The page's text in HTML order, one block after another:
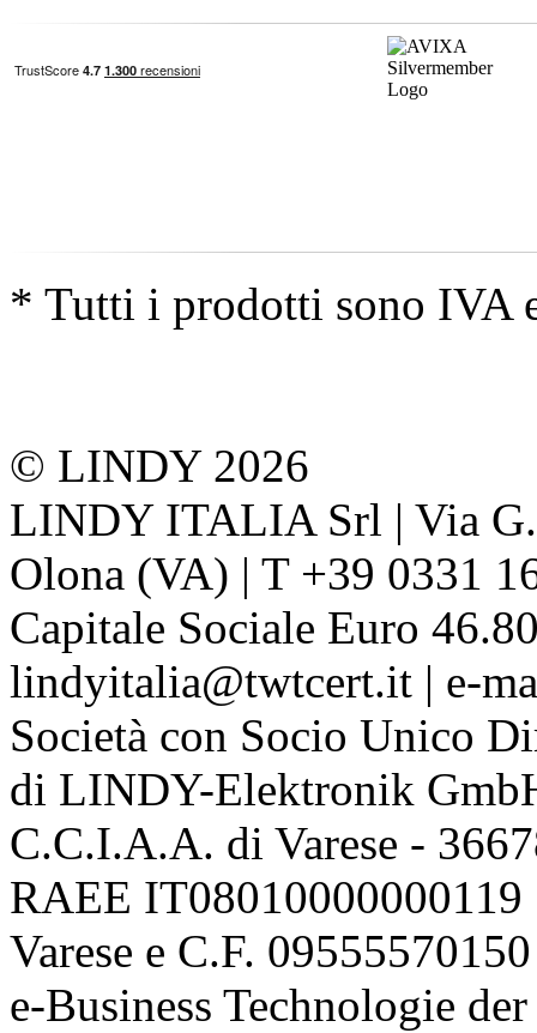
* Tutti i prodotti sono IVA
© LINDY 2026
LINDY ITALIA Srl | Via
Olona (VA) | T +39 0331
Capitale Sociale Euro
lindyitalia@twtcert.it | e-
Società con Socio Unico
di LINDY-Elektronik
C.C.I.A.A. di Varese -
RAEE
Varese e C.F. 09555570150
e-Business Technologie